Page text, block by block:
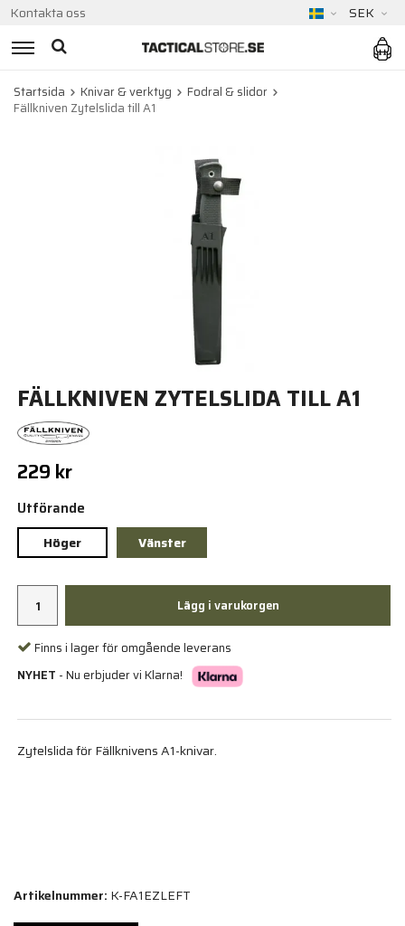
Kontakta oss SEK
Startsida Knivar & verktyg
Fodral & slidor
Fällkniven Zytelslida till A1
FÄLLKNIVEN ZYTELSLIDA TILL A1
229 kr
Utförande
Höger Vänster
Lägg i varukorgen
Finns i lager för omgående leverans
NYHET - Nu erbjuder vi Klarna!
Zytelslida för Fällknivens A1-knivar.
Artikelnummer: K-FA1EZLEFT